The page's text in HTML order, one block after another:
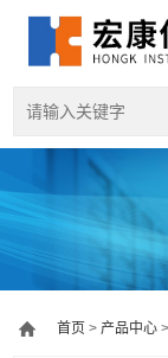
首页 >产品中心